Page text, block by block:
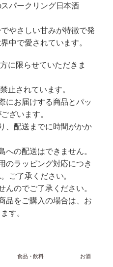
パークリング日本酒
やさしい甘みが特徴で発
中で愛されています。
に限らせていただきま
止されています。
にお届けする商品とパッ
ざいます。
、配送までに時間がかか
の配送はできません。
のラッピング対応につき
ご了承ください。
のでご了承ください。
品をご購入の場合は、お
す。
食品・飲料 お酒